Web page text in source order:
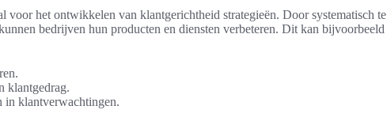
voor het ontwikkelen van klantgerichtheid strategieën. Door systematisch te
bedrijven hun producten en diensten verbeteren. Dit kan bijvoorbeeld
klantgedrag.
in klantverwachtingen.